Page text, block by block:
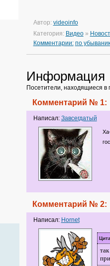
Автор: videoinfo
Категория: Видео»
Комментарии: по
Информация
Посетители, находящиеся в
Комментарий № 1:
Написал: Завсегдатый
Комментарий № 2:
Написал: Hornet